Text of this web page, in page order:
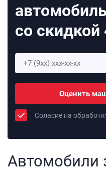
автомобиль
со скидкой
Оценить
Соласие на
Автомобили